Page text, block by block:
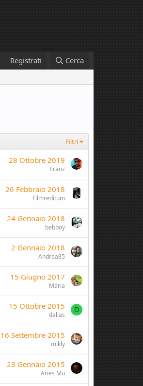
Registrati Cerca
Filtri
28 Ottobre 2019
Franz
26 Febbraio 2018
Filmreditum
24 Gennaio 2018
bebboy
2 Gennaio 2018
Andrea85
15 Giugno 2017
Maria
15 Ottobre 2015
dallas
D
16 Settembre 2015
mikly
23 Gennaio 2015
Aries Mu